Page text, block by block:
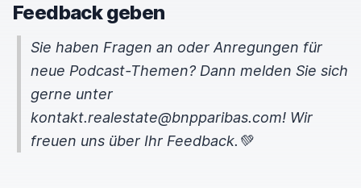
Feedback geben
Sie haben Fragen an oder Anregungen für
neue Podcast-Themen? Dann melden Sie sich
gerne unter
kontakt.realestate@bnpparibas.com! Wir
freuen uns über Ihr Feedback.💚